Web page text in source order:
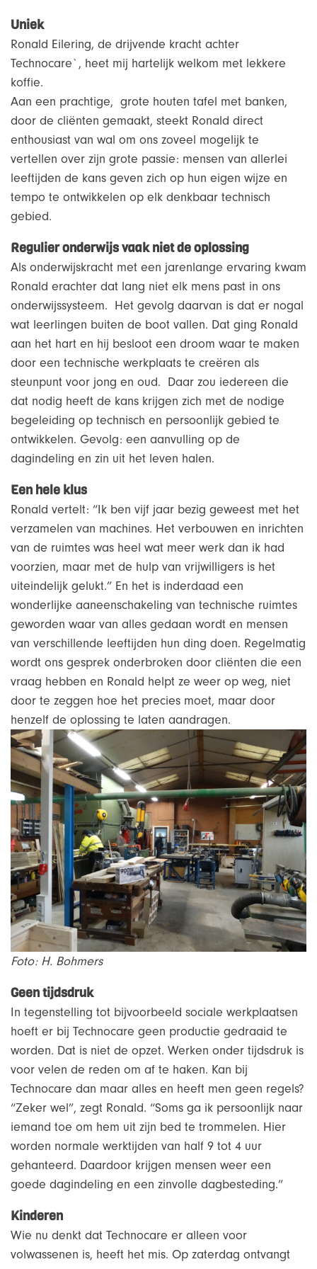
Uniek
Ronald Eilering, de drijvende kracht achter
Technocare`, heet mij hartelijk welkom met lekkere
koffie.
Aan een prachtige, grote houten tafel met banken,
door de cliënten gemaakt, steekt Ronald direct
enthousiast van wal om ons zoveel mogelijk te
vertellen over zijn grote passie: mensen van allerlei
leeftijden de kans geven zich op hun eigen wijze en
tempo te ontwikkelen op elk denkbaar technisch
gebied.
Regulier onderwijs vaak niet de oplossing
Als onderwijskracht met een jarenlange ervaring kwam
Ronald erachter dat lang niet elk mens past in ons
onderwijssysteem. Het gevolg daarvan is dat er nogal
wat leerlingen buiten de boot vallen. Dat ging Ronald
aan het hart en hij besloot een droom waar te maken
door een technische werkplaats te creëren als
steunpunt voor jong en oud. Daar zou iedereen die
dat nodig heeft de kans krijgen zich met de nodige
begeleiding op technisch en persoonlijk gebied te
ontwikkelen. Gevolg: een aanvulling op de
dagindeling en zin uit het leven halen.
Een hele klus
Ronald vertelt: “Ik ben vijf jaar bezig geweest met het
verzamelen van machines. Het verbouwen en inrichten
van de ruimtes was heel wat meer werk dan ik had
voorzien, maar met de hulp van vrijwilligers is het
uiteindelijk gelukt.” En het is inderdaad een
wonderlijke aaneenschakeling van technische ruimtes
geworden waar van alles gedaan wordt en mensen
van verschillende leeftijden hun ding doen. Regelmatig
wordt ons gesprek onderbroken door cliënten die een
vraag hebben en Ronald helpt ze weer op weg, niet
door te zeggen hoe het precies moet, maar door
henzelf de oplossing te laten aandragen.
Foto: H. Bohmers
Geen tijdsdruk
In tegenstelling tot bijvoorbeeld sociale werkplaatsen
hoeft er bij Technocare geen productie gedraaid te
worden. Dat is niet de opzet. Werken onder tijdsdruk is
voor velen de reden om af te haken. Kan bij
Technocare dan maar alles en heeft men geen regels?
“Zeker wel”, zegt Ronald. “Soms ga ik persoonlijk naar
iemand toe om hem uit zijn bed te trommelen. Hier
worden normale werktijden van half 9 tot 4 uur
gehanteerd. Daardoor krijgen mensen weer een
goede dagindeling en een zinvolle dagbesteding.”
Kinderen
Wie nu denkt dat Technocare er alleen voor
volwassenen is, heeft het mis. Op zaterdag ontvangt